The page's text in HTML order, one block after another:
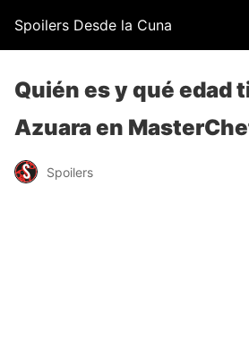
Spoilers Desde la Cuna
Quién es y qué edad
Azuara en
Spoilers